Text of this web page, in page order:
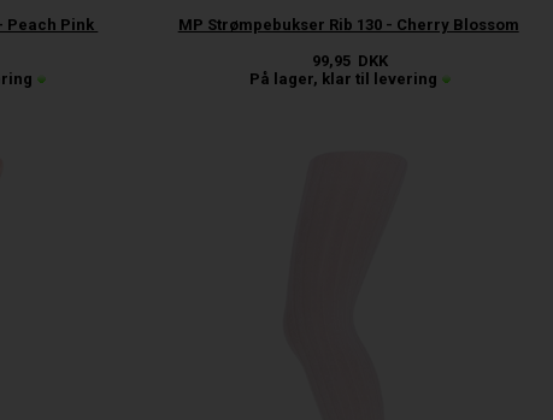
Peach Pink
MP Strømpebukser Rib 130 - Cherry Blossom
99,95 DKK
På lager, klar til levering